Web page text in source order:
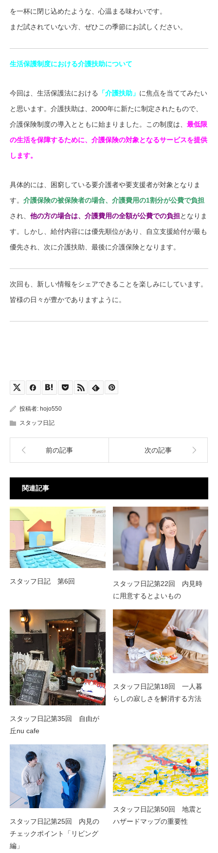
を一杯に閉じ込めたような、心温まる味わいです。
まだ試されていない方、ぜひこの季節にお試しください。
生活保護制度における介護扶助について
今回は、生活保護法における 「介護扶助」 に焦点を当ててみたい
と思います。介護扶助は、2000年に新たに制定されたもので、
介護保険制度の導入とともに始まりました。この制度は、 最低限
の生活を保障するために、介護保険の対象となるサービスを提供
します。
具体的には、困窮している要介護者や要支援者が対象となりま
す。 介護保険の被保険者の場合、介護費用の1割分が公費で負担
され、 他の方の場合は、介護費用の全額が公費での負担となりま
す。しかし、給付内容には優先順位があり、自立支援給付が最も
優先され、次に介護扶助、最後に介護保険となります。
次回も、新しい情報をシェアできることを楽しみにしています。
皆様の日々が豊かでありますように。
投稿者: hojo550
スタッフ日記
前の記事 次の記事
関連記事
スタッフ日記 第6回
スタッフ日記第22回 内見時
に用意するとよいもの
スタッフ日記第35回 自由が
丘nu cafe
スタッフ日記第18回 一人暮
らしの寂しさを解消する方法
スタッフ日記第25回 内見の
チェックポイント「リビング
編」
スタッフ日記第50回 地震と
ハザードマップの重要性